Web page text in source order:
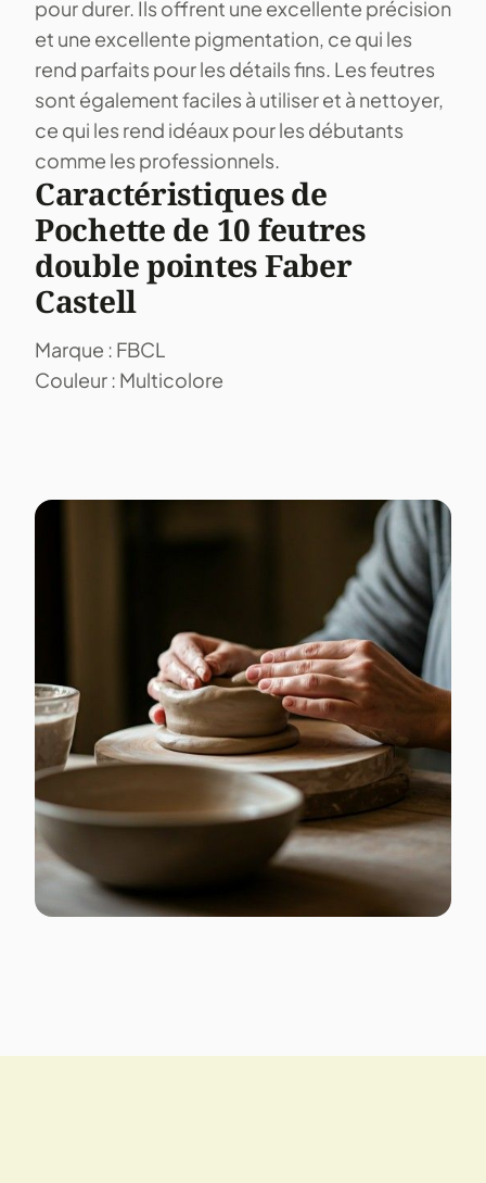
pour durer. Ils offrent une excellente précision
et une excellente pigmentation, ce qui les
rend parfaits pour les détails fins. Les feutres
sont également faciles à utiliser et à nettoyer,
ce qui les rend idéaux pour les débutants
comme les professionnels.
Caractéristiques de
Pochette de 10 feutres
double pointes Faber
Castell
Marque : FBCL
Couleur : Multicolore